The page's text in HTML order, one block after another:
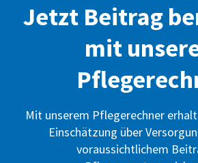
Jetzt Beitrag
mit
Mit unserem Pflegerechner
Einschätzung über
voraussichtlichem